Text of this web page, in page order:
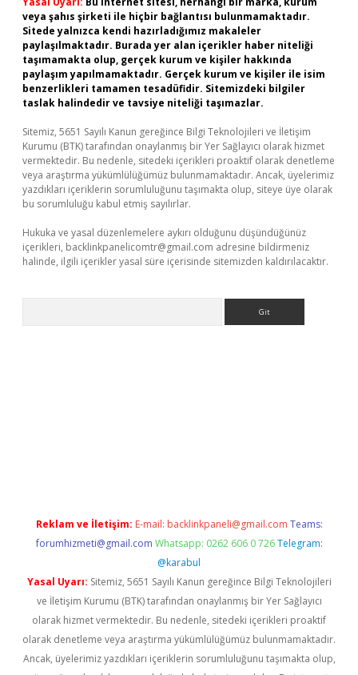
veya şahıs şirketi ile hiçbir bağlantısı bulunmamaktadır.
Sitede yalnızca kendi hazırladığımız makaleler
paylaşılmaktadır. Burada yer alan içerikler haber niteliği
taşımamakta olup, gerçek kurum ve kişiler hakkında
paylaşım yapılmamaktadır. Gerçek kurum ve kişiler ile isim
benzerlikleri tamamen tesadüfidir. Sitemizdeki bilgiler
taslak halindedir ve tavsiye niteliği taşımazlar.
Sitemiz, 5651 Sayılı Kanun gereğince Bilgi Teknolojileri ve İletişim
Kurumu (BTK) tarafından onaylanmış bir Yer Sağlayıcı olarak hizmet
vermektedir. Bu nedenle, sitedeki içerikleri proaktif olarak denetleme
veya araştırma yükümlülüğümüz bulunmamaktadır. Ancak, üyelerimiz
yazdıkları içeriklerin sorumluluğunu taşımakta olup, siteye üye olarak
bu sorumluluğu kabul etmiş sayılırlar.
Hukuka ve yasal düzenlemelere aykırı olduğunu düşündüğünüz
içerikleri, backlinkpanelicomtr@gmail.com adresine bildirmeniz
halinde, ilgili içerikler yasal süre içerisinde sitemizden kaldırılacaktır.
Reklam ve İletişim: E-mail: backlinkpaneli@gmail.com Teams:
forumhizmeti@gmail.com Whatsapp: 0262 606 0 726 Telegram:
@karabul
Yasal Uyarı: Sitemiz, 5651 Sayılı Kanun gereğince Bilgi Teknolojileri
ve İletişim Kurumu (BTK) tarafından onaylanmış bir Yer Sağlayıcı
olarak hizmet vermektedir. Bu nedenle, sitedeki içerikleri proaktif
olarak denetleme veya araştırma yükümlülüğümüz bulunmamaktadır.
Ancak, üyelerimiz yazdıkları içeriklerin sorumluluğunu taşımakta olup,